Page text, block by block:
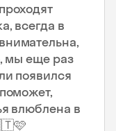
всегда в
мы еще раз
появился
влюблена в